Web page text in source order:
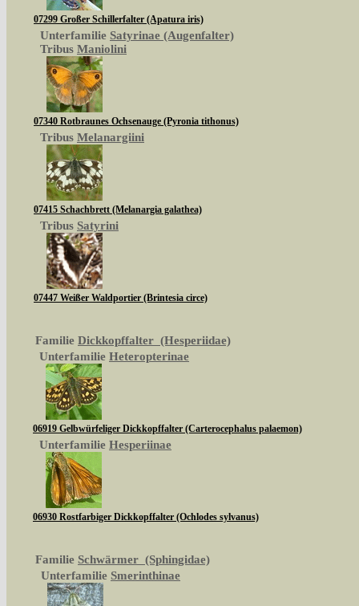
07299 Großer Schillerfalter (Apatura iris)
Unterfamilie Satyrinae (Augenfalter)
Tribus Maniolini
07340 Rotbraunes Ochsenauge (Pyronia tithonus)
Tribus Melanargiini
07415 Schachbrett (Melanargia galathea)
Tribus Satyrini
07447 Weißer Waldportier (Brintesia circe)
Familie Dickkopffalter (Hesperiidae)
Unterfamilie Heteropterinae
06919 Gelbwürfeliger Dickkopffalter (Carterocephalus palaemon)
Unterfamilie Hesperiinae
06930 Rostfarbiger Dickkopffalter (Ochlodes sylvanus)
Familie Schwärmer (Sphingidae)
Unterfamilie Smerinthinae